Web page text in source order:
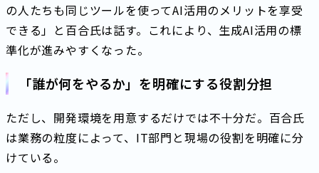
の人たちも同じツールを使ってAI活用のメリットを享受
できる」と百合氏は話す。これにより、生成AI活用の標
準化が進みやすくなった。
「誰が何をやるか」を明確にする役割分担
ただし、開発環境を用意するだけでは不十分だ。百合氏
は業務の粒度によって、IT部門と現場の役割を明確に分
けている。